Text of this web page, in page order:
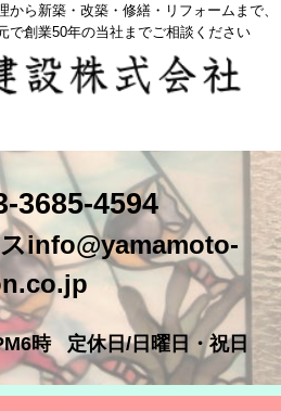
ら新築・改築・修繕・リフォームまで、
で創業50年の当社までご相談ください
3685-4594
info@yamamoto-
時 定休日/日曜日・祝日